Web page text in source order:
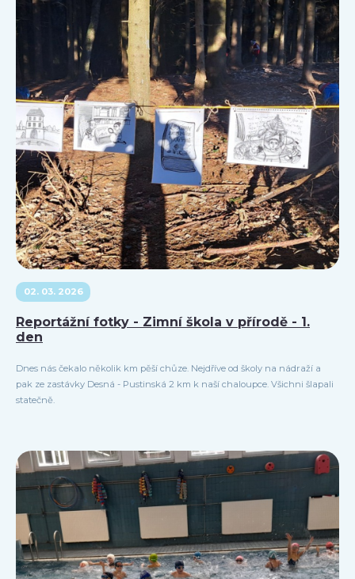
02. 03. 2026
Reportážní fotky - Zimní škola v přírodě - 1.
den
Dnes nás čekalo několik km pěší chůze. Nejdříve od školy na nádraží a
pak ze zastávky Desná - Pustinská 2 km k naší chaloupce. Všichni šlapali
statečně.